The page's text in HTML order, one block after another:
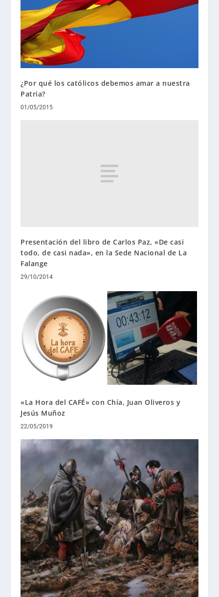
¿Por qué los católicos debemos amar a nuestra
Patria?
01/05/2015
Presentación del libro de Carlos Paz, «De casi
todo, de casi nada», en la Sede Nacional de La
Falange
29/10/2014
«La Hora del CAFÉ» con Chía, Juan Oliveros y
Jesús Muñoz
22/05/2019